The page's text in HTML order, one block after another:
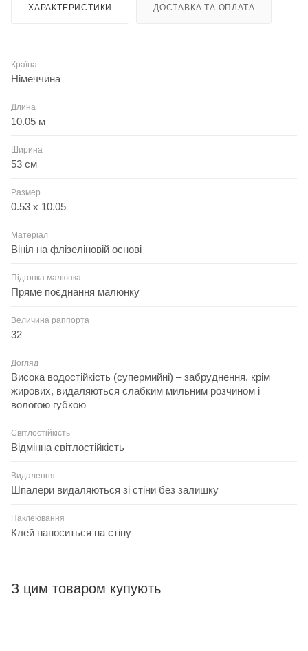
ХАРАКТЕРИСТИКИ ДОСТАВКА ТА ОПЛАТА
Країна
Німеччина
Длина
10.05 м
Ширина
53 см
Размер
0.53 x 10.05
Матеріал
Вініл на флізеліновій основі
Підгонка малюнка
Пряме поєднання малюнку
Величина раппорта
32
Догляд
Висока водостійкість (супермийні) – забруднення, крім
жирових, видаляються слабким мильним розчином і
вологою губкою
Світлостійкість
Відмінна світлостійкість
Видалення
Шпалери видаляються зі стіни без залишку
Наклеювання
Клей наноситься на стіну
З цим товаром купують